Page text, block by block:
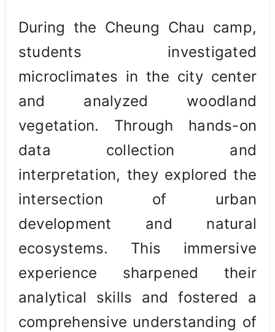
During the Cheung Chau camp,
students investigated
microclimates in the city center
and analyzed woodland
vegetation. Through hands-on
data collection and
interpretation, they explored the
intersection of urban
development and natural
ecosystems. This immersive
experience sharpened their
analytical skills and fostered a
comprehensive understanding of